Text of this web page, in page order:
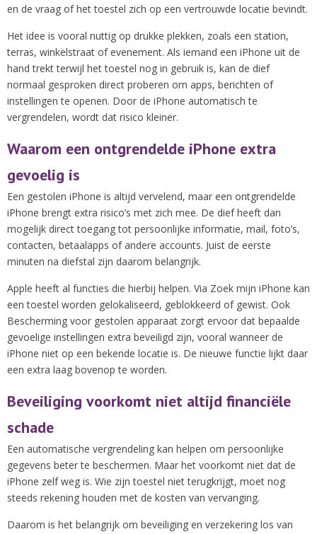
en de vraag of het toestel zich op een vertrouwde locatie bevindt.
Het idee is vooral nuttig op drukke plekken, zoals een station,
terras, winkelstraat of evenement. Als iemand een iPhone uit de
hand trekt terwijl het toestel nog in gebruik is, kan de dief
normaal gesproken direct proberen om apps, berichten of
instellingen te openen. Door de iPhone automatisch te
vergrendelen, wordt dat risico kleiner.
Waarom een ontgrendelde iPhone extra
gevoelig is
Een gestolen iPhone is altijd vervelend, maar een ontgrendelde
iPhone brengt extra risico’s met zich mee. De dief heeft dan
mogelijk direct toegang tot persoonlijke informatie, mail, foto’s,
contacten, betaalapps of andere accounts. Juist de eerste
minuten na diefstal zijn daarom belangrijk.
Apple heeft al functies die hierbij helpen. Via Zoek mijn iPhone kan
een toestel worden gelokaliseerd, geblokkeerd of gewist. Ook
Bescherming voor gestolen apparaat zorgt ervoor dat bepaalde
gevoelige instellingen extra beveiligd zijn, vooral wanneer de
iPhone niet op een bekende locatie is. De nieuwe functie lijkt daar
een extra laag bovenop te worden.
Beveiliging voorkomt niet altijd financiële
schade
Een automatische vergrendeling kan helpen om persoonlijke
gegevens beter te beschermen. Maar het voorkomt niet dat de
iPhone zelf weg is. Wie zijn toestel niet terugkrijgt, moet nog
steeds rekening houden met de kosten van vervanging.
Daarom is het belangrijk om beveiliging en verzekering los van